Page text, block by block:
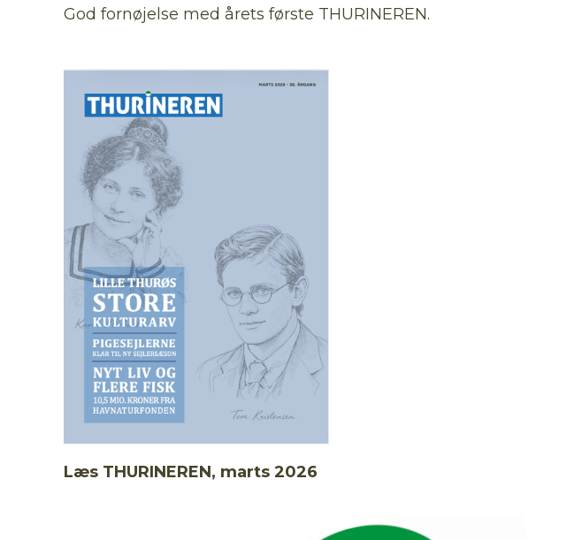
God fornøjelse med årets første THURINEREN.
Læs THURINEREN, marts 2026